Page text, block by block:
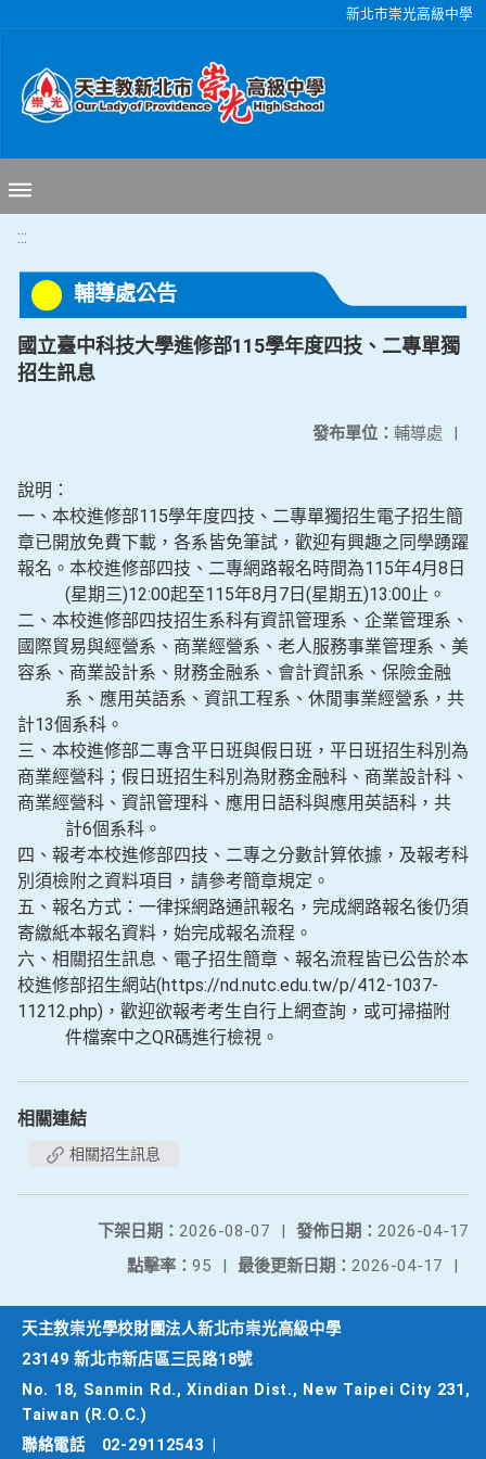
新北市崇光高級中學
:::
輔導處公告
國立臺中科技大學進修部115學年度四技、二專單獨
招生訊息
發布單位： 輔導處 |
說明：
一、本校進修部115學年度四技、二專單獨招生電子招生簡
章已開放免費下載，各系皆免筆試，歡迎有興趣之同學踴躍
報名。本校進修部四技、二專網路報名時間為115年4月8日
(星期三)12:00起至115年8月7日(星期五)13:00止。
二、本校進修部四技招生系科有資訊管理系、企業管理系、
國際貿易與經營系、商業經營系、老人服務事業管理系、美
容系、商業設計系、財務金融系、會計資訊系、保險金融
系、應用英語系、資訊工程系、休閒事業經營系，共
計13個系科。
三、本校進修部二專含平日班與假日班，平日班招生科別為
商業經營科；假日班招生科別為財務金融科、商業設計科、
商業經營科、資訊管理科、應用日語科與應用英語科，共
計6個系科。
四、報考本校進修部四技、二專之分數計算依據，及報考科
別須檢附之資料項目，請參考簡章規定。
五、報名方式：一律採網路通訊報名，完成網路報名後仍須
寄繳紙本報名資料，始完成報名流程。
六、相關招生訊息、電子招生簡章、報名流程皆已公告於本
校進修部招生網站(https://nd.nutc.edu.tw/p/412-1037-
11212.php)，歡迎欲報考考生自行上網查詢，或可掃描附
件檔案中之QR碼進行檢視。
相關連結
相關招生訊息
發佈日期： 2026-04-17
下架日期： 2026-08-07
|
最後更新日期： 2026-04-17 |
點擊率： 95 |
天主教崇光學校財團法人新北市崇光高級中學
23149 新北市新店區三民路18號
No. 18, Sanmin Rd., Xindian Dist., New Taipei City 231,
Taiwan (R.O.C.)
聯絡電話
02-29112543